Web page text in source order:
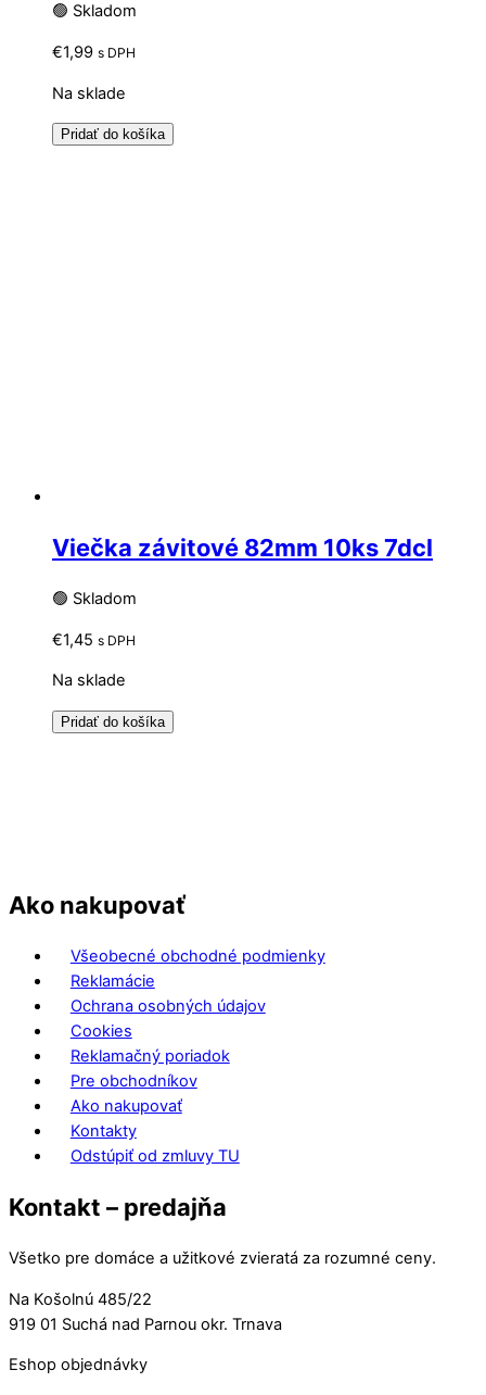
🟢 Skladom
€1,99 s DPH
Na sklade
Pridať do košíka
Viečka závitové 82mm 10ks 7dcl
🟢 Skladom
€1,45 s DPH
Na sklade
Pridať do košíka
Ako nakupovať
Všeobecné obchodné podmienky
Reklamácie
Ochrana osobných údajov
Cookies
Reklamačný poriadok
Pre obchodníkov
Ako nakupovať
Kontakty
Odstúpiť od zmluvy TU
Kontakt – predajňa
Všetko pre domáce a užitkové zvieratá za rozumné ceny.
Na Košolnú 485/22
919 01 Suchá nad Parnou okr. Trnava
Eshop objednávky